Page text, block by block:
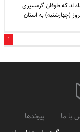
که طوفان گرمسیری
(چهارشنبه) به استان
1
با ما پیوندها